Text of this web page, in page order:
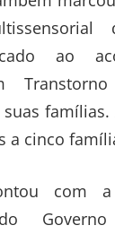
ao
suas
a cinco
com